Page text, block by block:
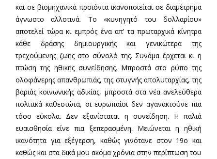
και σε βιομηχανικά προϊόντα ικανοποιείται σε διαμέτρημα
άγνωστο αλλοτινά. Το «κυνηγητό του δολλαρίου»
αποτελεί τώρα κι εμπρός ένα απ’ τα πρωταρχικά κίνητρα
κάθε δράσης δημιουργικής και γενικώτερα της
τρεχούμενης ζωής στο σύνολό της. Συνάμα έρχεται κι η
πτώση της ηθικής συνείδησης. Μπροστά στο ρύπο της
ολοφάνερης απανθρωπιάς, της στυγνής απολυταρχίας, της
βαριάς κοινωνικής αδικίας, μπροστά στα νέα ανελεύθερα
πολιτικά καθεστώτα, οι ευρωπαίοι δεν αγανακτούνε πια
τόσο εύκολα. Δεν εξανίσταται η συνείδηση. Η παλιά
ευαισθησία είνε πια ξεπερασμένη. Μειώνεται η ηθική
ικανότητα για εξέγερση, καθώς γινότανε στον 19ο και
καθώς και στα δικά μου ακόμα χρόνια στην περίπτωση του